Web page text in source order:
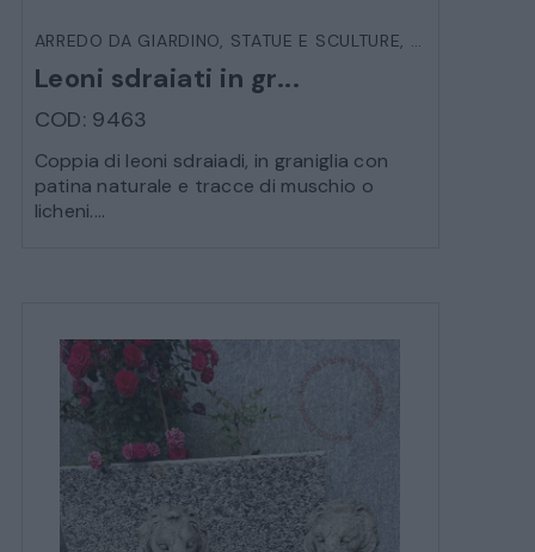
ARREDO DA GIARDINO, STATUE E SCULTURE, VARIE DA
Leoni sdraiati in gr...
COD: 9463
Coppia di leoni sdraiadi, in graniglia con
patina naturale e tracce di muschio o
licheni....